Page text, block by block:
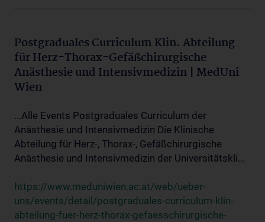
Postgraduales Curriculum Klin. Abteilung
für Herz-Thorax-Gefäßchirurgische
Anästhesie und Intensivmedizin | MedUni
Wien
...Alle Events Postgraduales Curriculum der
Anästhesie und Intensivmedizin Die Klinische
Abteilung für Herz-, Thorax-, Gefäßchirurgische
Anästhesie und Intensivmedizin der Universitätskli...
https://www.meduniwien.ac.at/web/ueber-
uns/events/detail/postgraduales-curriculum-klin-
abteilung-fuer-herz-thorax-gefaesschirurgische-